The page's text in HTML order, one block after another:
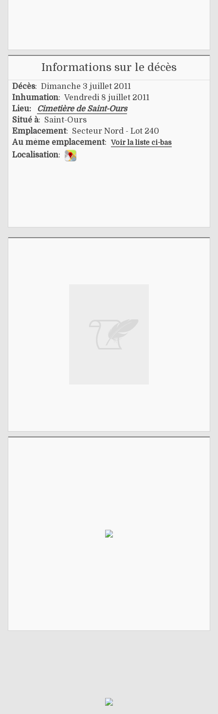
Informations sur le décès
Décès: Dimanche 3 juillet 2011
Inhumation: Vendredi 8 juillet 2011
Lieu:
Cimetière de Saint-Ours
Situé à: Saint-Ours
Emplacement: Secteur Nord - Lot 240
Au même emplacement: Voir la liste ci-bas
Localisation: